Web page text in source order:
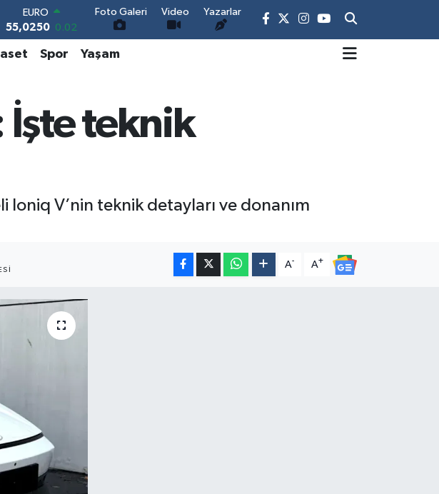
STERLİN
64,2398
0.2
6500.87 0.12
BITCOIN
64.643,95 0.16
DOLAR
Foto Galeri Video Yazarlar
Spor Yaşam
İşte teknik
V’nin teknik detayları ve donanım
A- A+